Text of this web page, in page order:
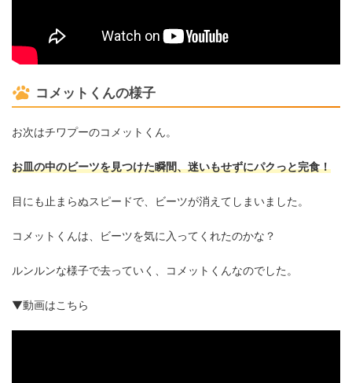
コメットくんの様子
お次はチワプーのコメットくん。
お皿の中のビーツを見つけた瞬間、迷いもせずにパクっと完食！
目にも止まらぬスピードで、ビーツが消えてしまいました。
コメットくんは、ビーツを気に入ってくれたのかな？
ルンルンな様子で去っていく、コメットくんなのでした。
▼動画はこちら